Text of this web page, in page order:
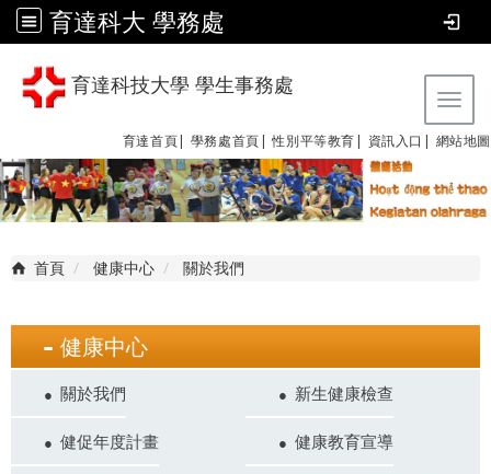
育達科大 學務處
育達科技大學 學生事務處
育達首頁| 學務處首頁| 性別平等教育 | 資訊入口| 網站地圖
首頁 健康中心 關於我們
健康中心
關於我們 新生健康檢查
健促年度計畫 健康教育宣導